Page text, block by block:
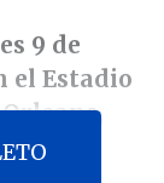
9 de
el Estadio